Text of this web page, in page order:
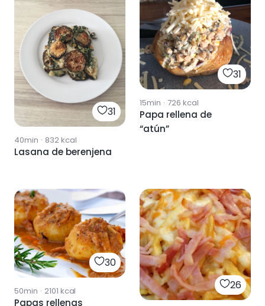
31
40min · 832kcal
Lasana de berenjena
31
15min · 726 kcal
Papa rellena de
“atún”
30
50min · 2101 kcal
Papas rellenas
26